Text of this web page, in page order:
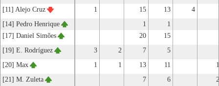
[11] Alejo Cruz
1 15 13
4
[14] Pedro Henrique
1
1
[17] Daniel Simões
20
15
[19] E. Rodríguez
3 2 7
5
[20] Max
1 1 13 11
1
[21] M. Zuleta
7 6 2